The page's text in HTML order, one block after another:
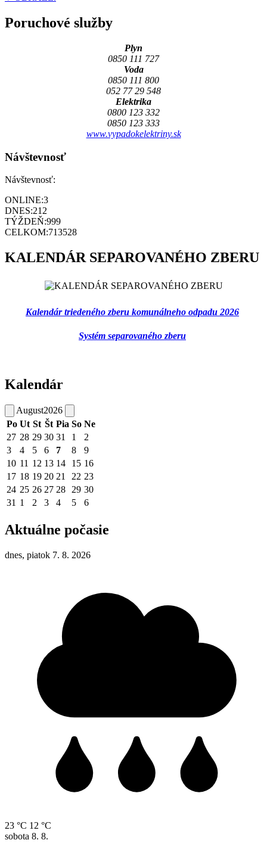
Poruchové služby
Plyn
0850 111 727
Voda
0850 111 800
052 77 29 548
Elektrika
0800 123 332
0850 123 333
www.vypadokelektriny.sk
Návštevnosť
Návštevnosť:
ONLINE:3
DNES:212
TÝŽDEŇ:999
CELKOM:713528
KALENDÁR SEPAROVANÉHO ZBERU
Kalendár triedeného zberu komunálneho odpadu 2026
Systém separovaného zberu
Kalendár
August2026
Po Ut St Št Pia So Ne
27 28 29 30 31 1
2
3
4 5 6 7 8
9
10 11 12 13 14 15 16
17 18 19 20 21 22 23
24 25 26 27 28 29 30
31 1 2 3 4 5 6
Aktuálne počasie
dnes, piatok 7. 8. 2026
23 °C 12 °C
sobota 8. 8.